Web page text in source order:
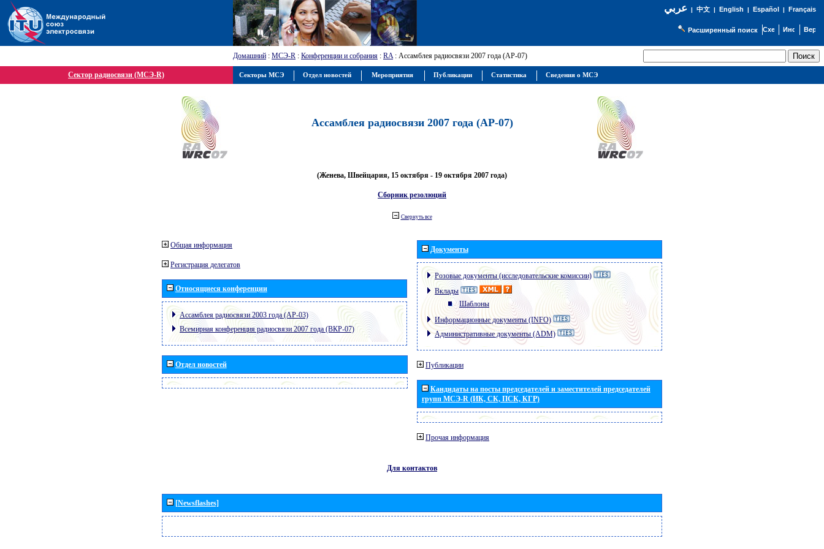
عربي| 中文| English | Español | Français
Расширенный поиск
Домашний : МСЭ-R : Конференции и собрания : RA: Ассамблея радиосвязи 2007 года (АР-07)
Сектор радиосвязи (МСЭ-R)
Ассамблея радиосвязи 2007 года (АР-07)
(Женева, Швейцария, 15 октября - 19 октября 2007 года)
Сборник резолюций
Свернуть все
Общая информация
Регистрация делегатов
Относящиеся конференции
Ассамблея радиосвязи 2003 года (АР-03)
Всемирная конференция радиосвязи 2007 года (ВКР-07)
Отдел новостей
Документы
Розовые документы (исследовательские комиссии)
Вклады
Шаблоны
Информационные документы (INFO)
Административные документы (ADM)
Публикации
Кандидаты на посты председателей и заместителей председателей
групп МСЭ-R (ИК, СК, ПСК, КГР)
Прочая информация
Для контактов
[Newsflashes]
Секторы МСЭ Отдел новостей Мероприятия Публикации Статистика Сведения о МСЭ